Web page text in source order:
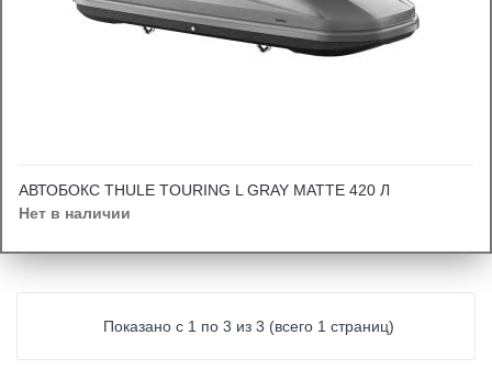
АВТОБОКС THULE TOURING L GRAY MATTE 420 Л
Нет в наличии
Показано с 1 по 3 из 3 (всего 1 страниц)